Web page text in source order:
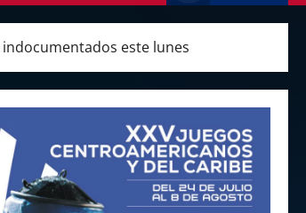
este lunes